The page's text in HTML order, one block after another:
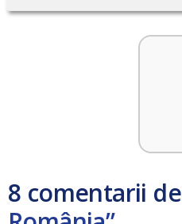
8 comentarii